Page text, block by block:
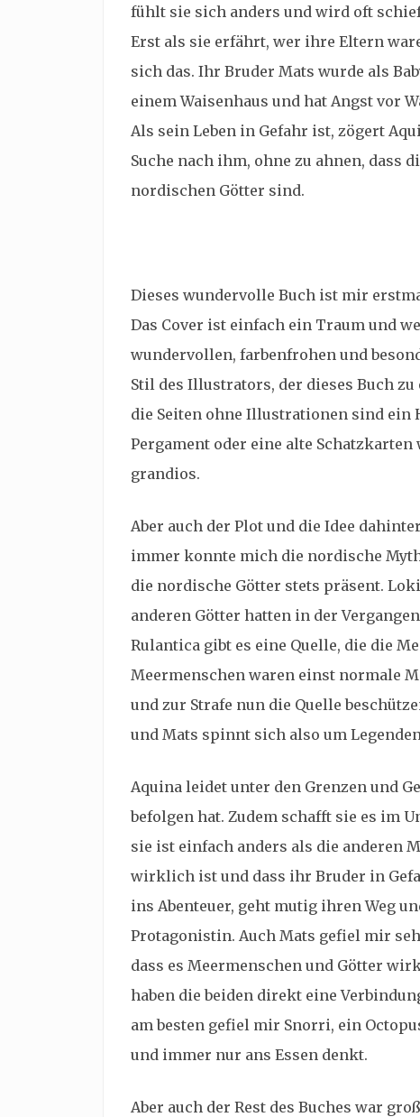
fühlt sie sich anders und wird oft
Erst als sie erfährt, wer ihre Eltern
sich das. Ihr Bruder Mats wurde als
einem Waisenhaus und hat Angst vor
Als sein Leben in Gefahr ist, zögert
Suche nach ihm, ohne zu ahnen, dass
nordischen Götter sind.
Dieses wundervolle Buch ist mir
Das Cover ist einfach ein Traum und
wundervollen, farbenfrohen und
Stil des Illustrators, der dieses Buch zu
die Seiten ohne Illustrationen sind ein
Pergament oder eine alte
grandios.
Aber auch der Plot und die Idee
immer konnte mich die nordische
die nordische Götter stets präsent.
anderen Götter hatten in der
Rulantica gibt es eine Quelle, die die
Meermenschen waren einst normale
und zur Strafe nun die Quelle
und Mats spinnt sich also um
Aquina leidet unter den Grenzen und
befolgen hat. Zudem schafft sie es im
sie ist einfach anders als die anderen
wirklich ist und dass ihr Bruder in
ins Abenteuer, geht mutig ihren Weg
Protagonistin. Auch Mats gefiel mir
dass es Meermenschen und Götter
haben die beiden direkt eine
am besten gefiel mir Snorri, ein
und immer nur ans Essen denkt.
Aber auch der Rest des Buches war